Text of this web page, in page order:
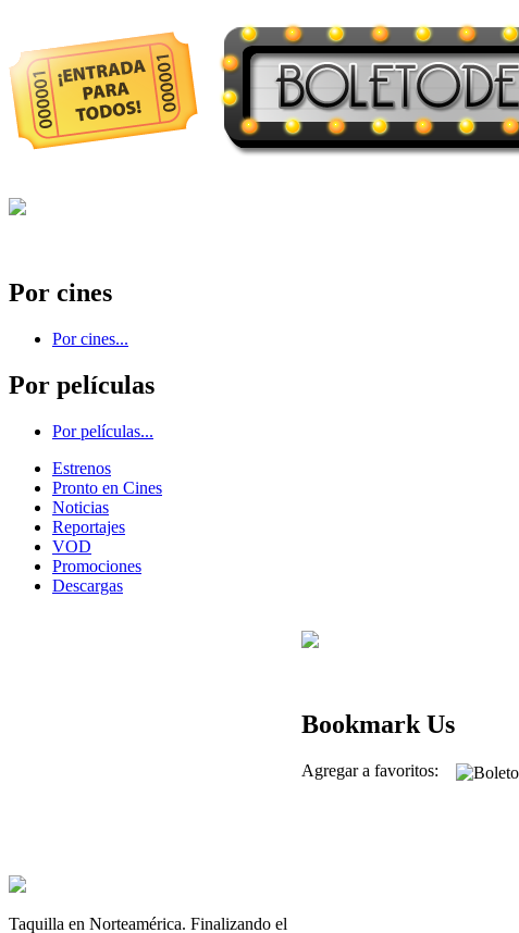
Por cines
Por cines...
Por películas
Por películas...
Estrenos
Pronto en Cines
Noticias
Reportajes
VOD
Promociones
Descargas
Taquilla en Norteamérica. Finalizando el
Bookmark Us
Agregar a favoritos: